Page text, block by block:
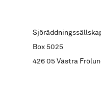
Box 5025
426 05 Västra